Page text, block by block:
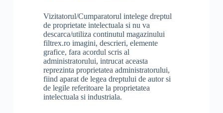
Vizitatorul/Cumparatorul intelege dreptul
de proprietate intelectuala si nu va
descarca/utiliza continutul magazinului
filtrex.ro imagini, descrieri, elemente
grafice, fara acordul scris al
administratorului, intrucat aceasta
reprezinta proprietatea administratorului,
fiind aparat de legea dreptului de autor si
de legile referitoare la proprietatea
intelectuala si industriala.